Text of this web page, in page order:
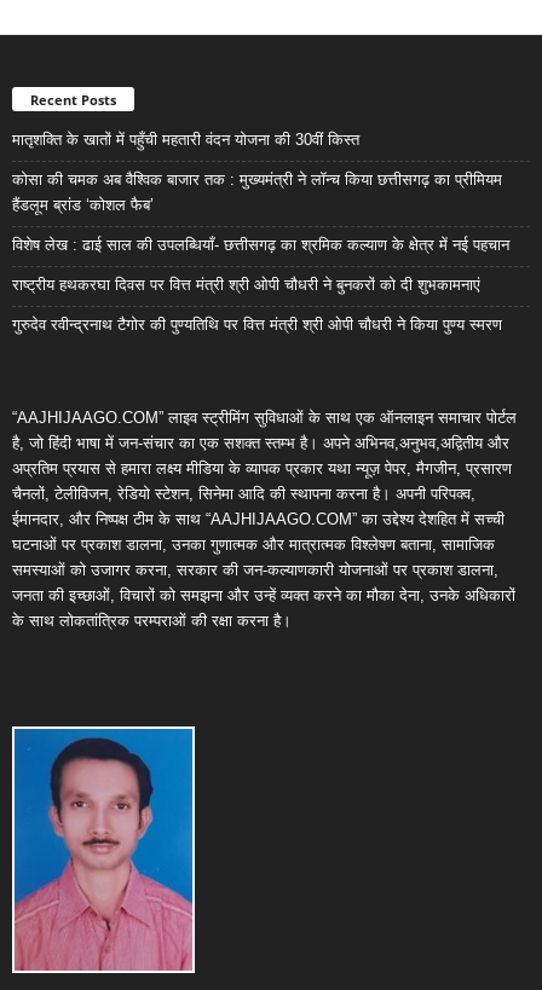
Recent Posts
मातृशक्ति के खातों में पहुँची महतारी वंदन योजना की 30वीं किस्त
कोसा की चमक अब वैश्विक बाजार तक : मुख्यमंत्री ने लॉन्च किया छत्तीसगढ़ का प्रीमियम
हैंडलूम ब्रांड ‘कोशल फैब’
विशेष लेख : ढाई साल की उपलब्धियाँ- छत्तीसगढ़ का श्रमिक कल्याण के क्षेत्र में नई पहचान
राष्ट्रीय हथकरघा दिवस पर वित्त मंत्री श्री ओपी चौधरी ने बुनकरों को दी शुभकामनाएं
गुरुदेव रवीन्द्रनाथ टैगोर की पुण्यतिथि पर वित्त मंत्री श्री ओपी चौधरी ने किया पुण्य स्मरण
“AAJHIJAAGO.COM” लाइव स्ट्रीमिंग सुविधाओं के साथ एक ऑनलाइन समाचार पोर्टल
है, जो हिंदी भाषा में जन-संचार का एक सशक्त स्तम्भ है। अपने अभिनव,अनुभव,अद्वितीय और
अप्रतिम प्रयास से हमारा लक्ष्य मीडिया के व्यापक प्रकार यथा न्यूज़ पेपर, मैगजीन, प्रसारण
चैनलों, टेलीविजन, रेडियो स्टेशन, सिनेमा आदि की स्थापना करना है। अपनी परिपक्व,
ईमानदार, और निष्पक्ष टीम के साथ “AAJHIJAAGO.COM” का उद्देश्य देशहित में सच्ची
घटनाओं पर प्रकाश डालना, उनका गुणात्मक और मात्रात्मक विश्लेषण बताना, सामाजिक
समस्याओं को उजागर करना, सरकार की जन-कल्याणकारी योजनाओं पर प्रकाश डालना,
जनता की इच्छाओं, विचारों को समझना और उन्हें व्यक्त करने का मौका देना, उनके अधिकारों
के साथ लोकतांत्रिक परम्पराओं की रक्षा करना है।